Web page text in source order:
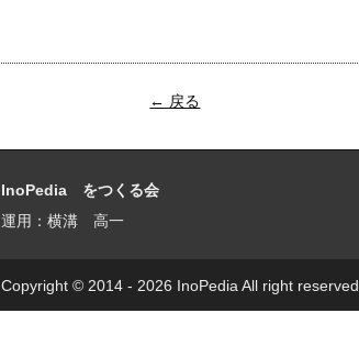
← 戻る
InoPedia をつくる会
運用：横溝 高一
Copyright © 2014 - 2026 InoPedia All right reserved.